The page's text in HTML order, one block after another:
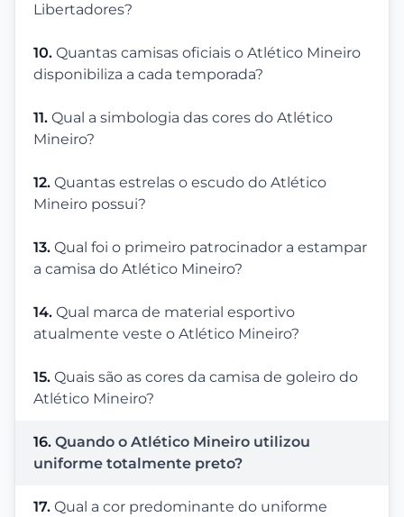
Libertadores?
10. Quantas camisas oficiais o Atlético Mineiro
disponibiliza a cada temporada?
11. Qual a simbologia das cores do Atlético
Mineiro?
12. Quantas estrelas o escudo do Atlético
Mineiro possui?
13. Qual foi o primeiro patrocinador a estampar
a camisa do Atlético Mineiro?
14. Qual marca de material esportivo
atualmente veste o Atlético Mineiro?
15. Quais são as cores da camisa de goleiro do
Atlético Mineiro?
16. Quando o Atlético Mineiro utilizou
uniforme totalmente preto?
17. Qual a cor predominante do uniforme